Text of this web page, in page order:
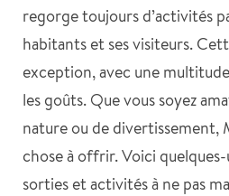
regorge toujours d’activités
habitants et ses visiteurs.
exception, avec une
les goûts. Que vous soyez
nature ou de divertissement,
chose à offrir. Voici
sorties et activités à ne pas